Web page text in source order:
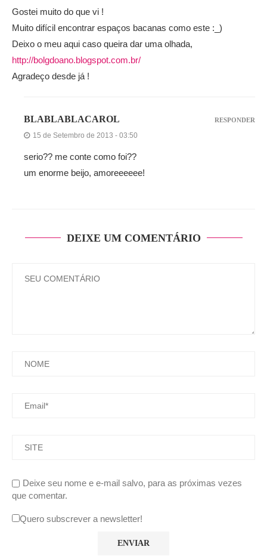
Gostei muito do que vi !
Muito difícil encontrar espaços bacanas como este :_)
Deixo o meu aqui caso queira dar uma olhada,
http://bolgdoano.blogspot.com.br/
Agradeço desde já !
BLABLABLACAROL
15 de Setembro de 2013 - 03:50
serio?? me conte como foi??
um enorme beijo, amoreeeeee!
RESPONDER
DEIXE UM COMENTÁRIO
Deixe seu nome e e-mail salvo, para as próximas vezes
que comentar.
Quero subscrever a newsletter!